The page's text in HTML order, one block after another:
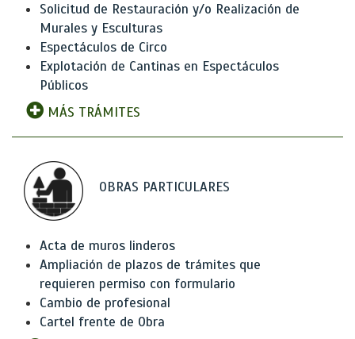
Solicitud de Restauración y/o Realización de
Murales y Esculturas
Espectáculos de Circo
Explotación de Cantinas en Espectáculos
Públicos
MÁS TRÁMITES
OBRAS PARTICULARES
Acta de muros linderos
Ampliación de plazos de trámites que
requieren permiso con formulario
Cambio de profesional
Cartel frente de Obra